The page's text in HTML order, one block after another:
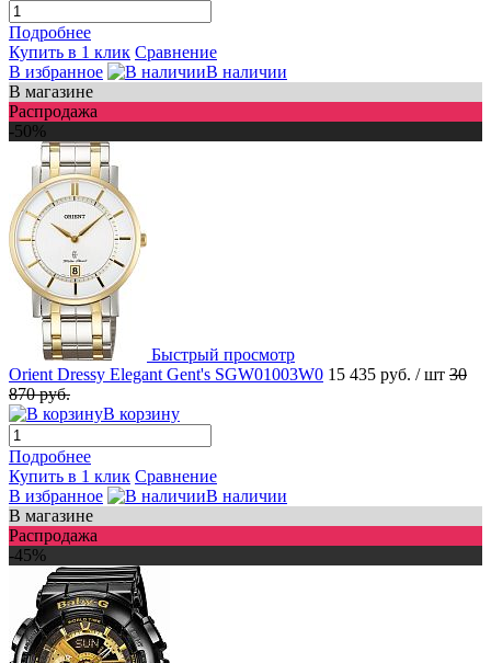
Подробнее
Купить в 1 клик Сравнение
В избранное
В наличии
В магазине
Распродажа
-50%
Быстрый просмотр
Orient Dressy Elegant Gent's SGW01003W0 15 435 руб. / шт 30
870 руб.
В корзину
Подробнее
Купить в 1 клик Сравнение
В избранное
В наличии
В магазине
Распродажа
-45%